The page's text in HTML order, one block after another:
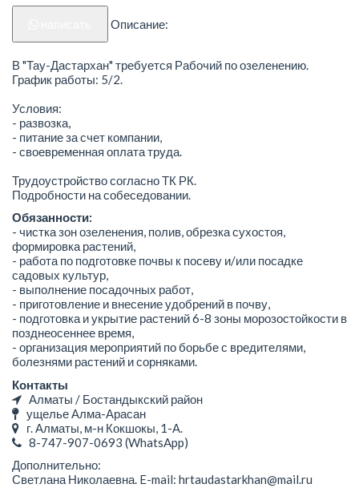
Описание:
В "Тау-Дастархан" требуется Рабочий по озеленению.
График работы: 5/2.
Условия:
- развозка,
- питание за счет компании,
- своевременная оплата труда.
Трудоустройство согласно ТК РК.
Подробности на собеседовании.
Обязанности:
- чистка зон озеленения, полив, обрезка сухостоя,
формировка растений,
- работа по подготовке почвы к посеву и/или посадке
садовых культур,
- выполнение посадочных работ,
- приготовление и внесение удобрений в почву,
- подготовка и укрытие растений 6-8 зоны морозостойкости в
позднеосеннее время,
- организация мероприятий по борьбе с вредителями,
болезнями растений и сорняками.
Контакты
Алматы / Бостандыкский район
ущелье Алма-Арасан
г. Алматы, м-н Кокшокы, 1-А.
8-747-907-0693 (WhatsApp)
Дополнительно:
Светлана Николаевна. E-mail: hrtaudastarkhan@mail.ru